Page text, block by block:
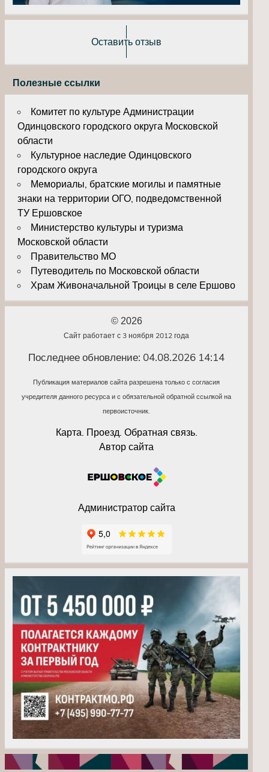
Оставить отзыв
Полезные ссылки
Комитет по культуре Администрации
Одинцовского городского округа Московской
области
Культурное наследие Одинцовского
городского округа
Мемориалы, братские могилы и памятные
знаки на территории ОГО, подведомственной
ТУ Ершовское
Министерство культуры и туризма
Московской области
Правительство МО
Путеводитель по Московской области
Храм Живоначальной Троицы в селе Ершово
© 2026
Сайт работает с 3 ноября 2012 года
Последнее обновление: 04.08.2026 14:14
Публикация материалов сайта разрешена только с согласия
учредителя данного ресурса и с обязательной обратной ссылкой на
первоисточник.
Карта. Проезд. Обратная связь.
Автор сайта
Администратор сайта